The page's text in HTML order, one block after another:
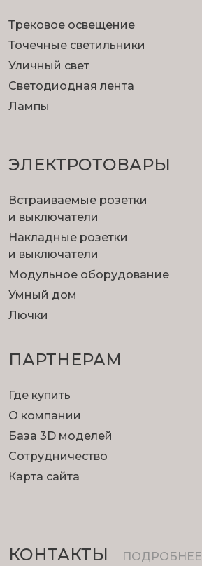
Трековое освещение
Точечные светильники
Уличный свет
Светодиодная лента
Лампы
ЭЛЕКТРОТОВАРЫ
Встраиваемые розетки
и выключатели
Накладные розетки
и выключатели
Модульное оборудование
Умный дом
Лючки
ПАРТНЕРАМ
Где купить
О компании
База 3D моделей
Сотрудничество
Карта сайта
КОНТАКТЫ ПОДРОБНЕЕ